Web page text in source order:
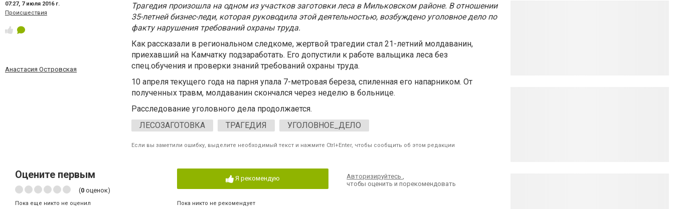
07:27, 7 июля 2016 г.
Происшествия
Анастасия Островская
Трагедия произошла на одном из участков заготовки леса в Мильковском районе. В отношении
35-летней бизнес-леди, которая руководила этой деятельностью, возбуждено уголовное дело по
факту нарушения требований охраны труда.
Как рассказали в региональном следкоме, жертвой трагедии стал 21-летний молдаванин,
приехавший на Камчатку подзаработать. Его допустили к работе вальщика леса без
спец.обучения и проверки знаний требований охраны труда.
10 апреля текущего года на парня упала 7-метровая береза, спиленная его напарником. От
полученных травм, молдаванин скончался через неделю в больнице.
Расследование уголовного дела продолжается.
ЛЕСОЗАГОТОВКА
ТРАГЕДИЯ УГОЛОВНОЕ_ДЕЛО
Если вы заметили ошибку, выделите необходимый текст и нажмите Ctrl+Enter, чтобы сообщить об этом редакции
Оцените первым
(0 оценок)
Пока еще никто не оценил
Я рекомендую
Пока никто не рекомендует
Авторизируйтесь,
чтобы оценить и порекомендовать